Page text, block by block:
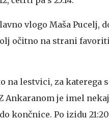
vlogo Maša Pucelj,
očitno na strani
na lestvici, za katerega
Ankaranom je imel
končnice. Po izidu